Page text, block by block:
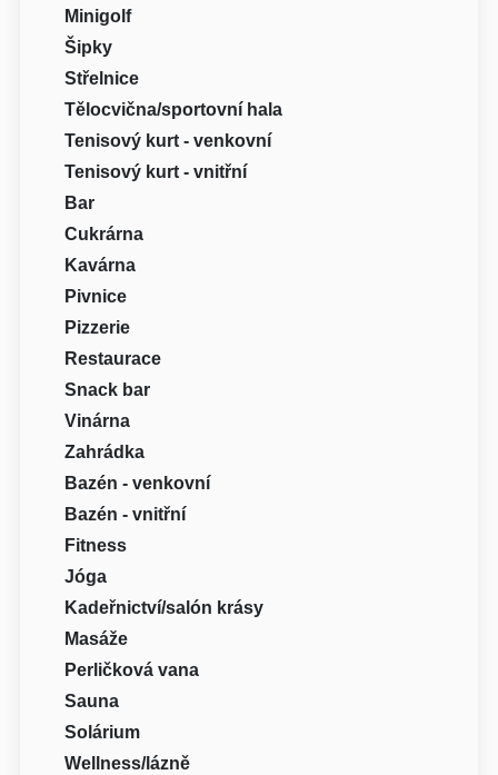
Minigolf
Šipky
Střelnice
Tělocvična/sportovní hala
Tenisový kurt - venkovní
Tenisový kurt - vnitřní
Bar
Cukrárna
Kavárna
Pivnice
Pizzerie
Restaurace
Snack bar
Vinárna
Zahrádka
Bazén - venkovní
Bazén - vnitřní
Fitness
Jóga
Kadeřnictví/salón krásy
Masáže
Perličková vana
Sauna
Solárium
Wellness/lázně